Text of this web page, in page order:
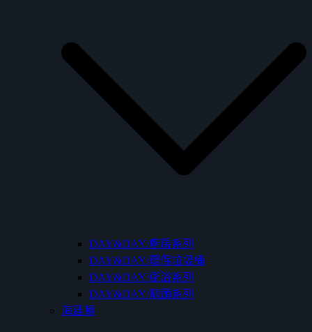
DAY&DAY/廚房系列
DAY&DAY/環保垃圾桶
DAY&DAY/衛浴系列
DAY&DAY/龍頭系列
海廷頓